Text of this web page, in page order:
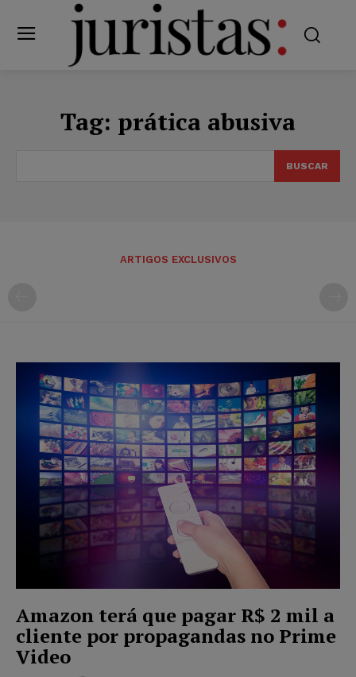
Tag: prática abusiva
BUSCAR
ARTIGOS EXCLUSIVOS
Amazon terá que pagar R$ 2 mil a
cliente por propagandas no Prime
Video